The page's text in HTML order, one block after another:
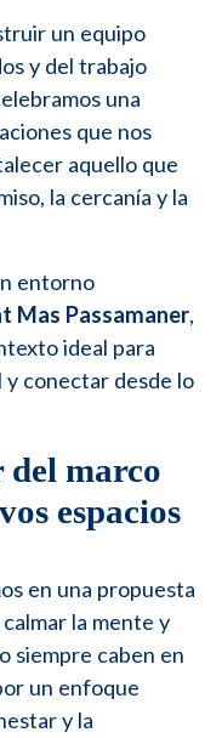
un equipo
y del trabajo
una
que nos
aquello que
la cercanía y la
entorno
Mas Passamaner,
ideal para
conectar desde lo
marco
espacios
en una propuesta
la mente y
siempre caben en
un enfoque
y la